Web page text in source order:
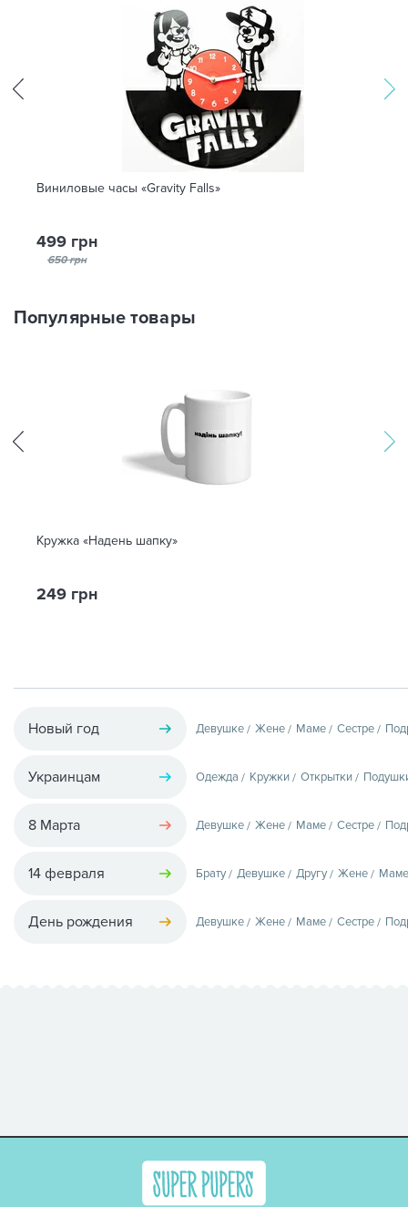
Виниловые часы «Gravity Falls»
499 грн
650 грн
Популярные товары
Кружка «Надень шапку»
249 грн
Новый год Девушке Жене Маме Сестре
Украинцам Одежда Кружки Открытки
8 Марта Девушке Жене Маме Сестре
14 февраля Брату Девушке Другу Жене Маме
День рождения Девушке Жене Маме Сестре